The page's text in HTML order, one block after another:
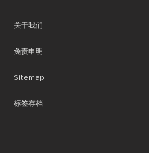
关于我们
免责申明
Sitemap
标签存档